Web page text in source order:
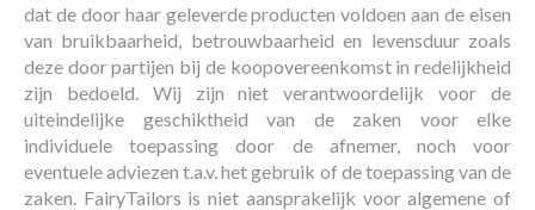
dat de door haar geleverde producten voldoen aan de eisen
van bruikbaarheid, betrouw­baarheid en levensduur zoals
deze door partijen bij de koopovereenkomst in redelijkheid
zijn bedoeld. Wij zijn niet verantwoordelijk voor de
uiteindelijke geschiktheid van de zaken voor elke
individuele toepassing door de afnemer, noch voor
eventuele adviezen t.a.v. het gebruik of de toepassing van de
zaken. FairyTailors is niet aansprakelijk voor algemene of